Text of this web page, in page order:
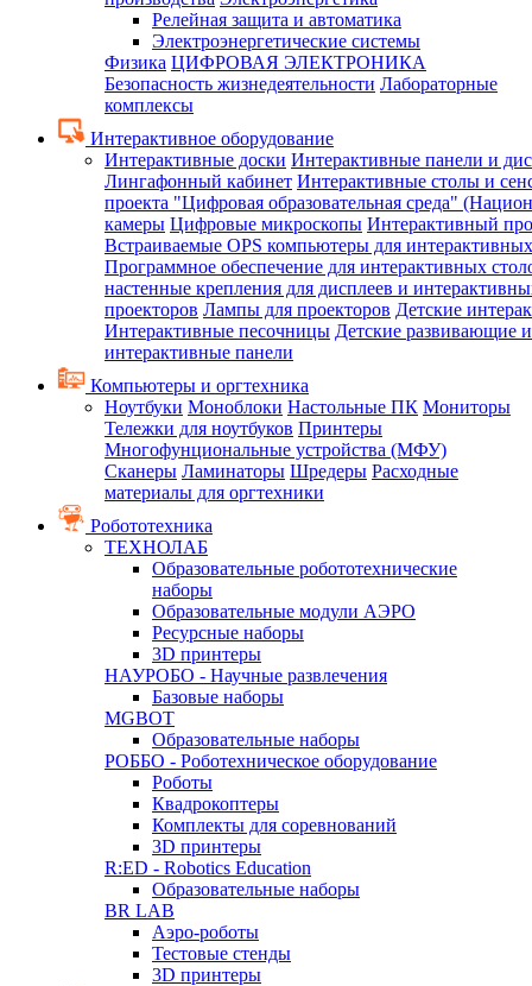
Релейная защита и автоматика
Электроэнергетические системы
Физика ЦИФРОВАЯ ЭЛЕКТРОНИКА
Безопасность жизнедеятельности Лабораторные
комплексы
Интерактивное оборудование
Интерактивные доски Интерактивные панели и
Лингафонный кабинет Интерактивные столы и
проекта "Цифровая образовательная среда"
камеры Цифровые микроскопы Интерактивный
Встраиваемые OPS компьютеры для
Программное обеспечение для интерактивных
настенные крепления для дисплеев и
проекторов Лампы для проекторов Детские
Интерактивные песочницы Детские развивающие
интерактивные панели
Компьютеры и оргтехника
Ноутбуки Моноблоки Настольные ПК Мониторы
Тележки для ноутбуков Принтеры
Многофунциональные устройства (МФУ)
Сканеры Ламинаторы Шредеры Расходные
материалы для оргтехники
Робототехника
ТЕХНОЛАБ
Образовательные робототехнические
наборы
Образовательные модули АЭРО
Ресурсные наборы
3D принтеры
НАУРОБО - Научные развлечения
Базовые наборы
MGBOT
Образовательные наборы
РОББО - Роботехническое оборудование
Роботы
Квадрокоптеры
Комплекты для соревнований
3D принтеры
R:ED - Robotics Education
Образовательные наборы
BR LAB
Аэро-роботы
Тестовые стенды
3D принтеры